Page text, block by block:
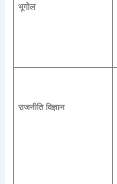
भूगोल
राजनीति विज्ञान